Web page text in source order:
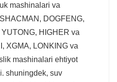
mashinalari va
DOGFENG,
HIGHER va
XGMA, LONKING va
mashinalari ehtiyot
shuningdek, suv